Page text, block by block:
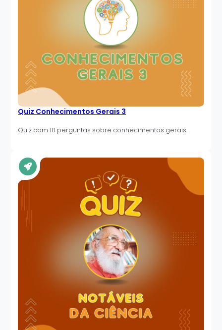
Quiz Conhecimentos Gerais 3
Quiz com 10 perguntas sobre conhecimentos gerais.